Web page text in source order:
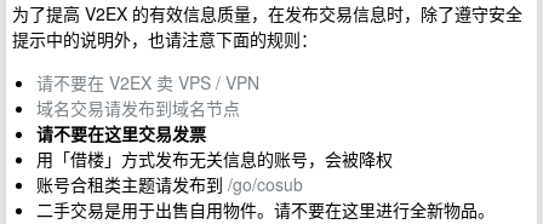
为了提高 V2EX 的有效信息质量，在发布交易信息时，除了遵守安全
提示中的说明外，也请注意下面的规则：
请不要在 V2EX 卖 VPS / VPN
域名交易请发布到域名节点
请不要在这里交易发票
用「借楼」方式发布无关信息的账号，会被降权
账号合租类主题请发布到 /go/cosub
二手交易是用于出售自用物件。请不要在这里进行全新物品。